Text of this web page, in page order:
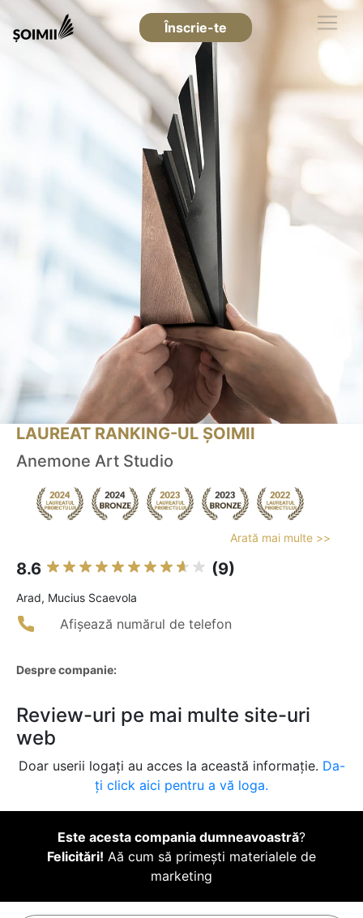
Înscrie-te
LAUREAT RANKING-UL ȘOIMII
Anemone Art Studio
Arată mai multe >>
8.6 (9)
Arad, Mucius Scaevola
Afișează numărul de telefon
Despre companie:
Review-uri pe mai multe site-uri
web
Doar userii logați au acces la această informație. Da-
ți click aici pentru a vă loga.
Este acesta compania dumneavoastră?
Felicitări! Aă cum să primești materialele de
marketing